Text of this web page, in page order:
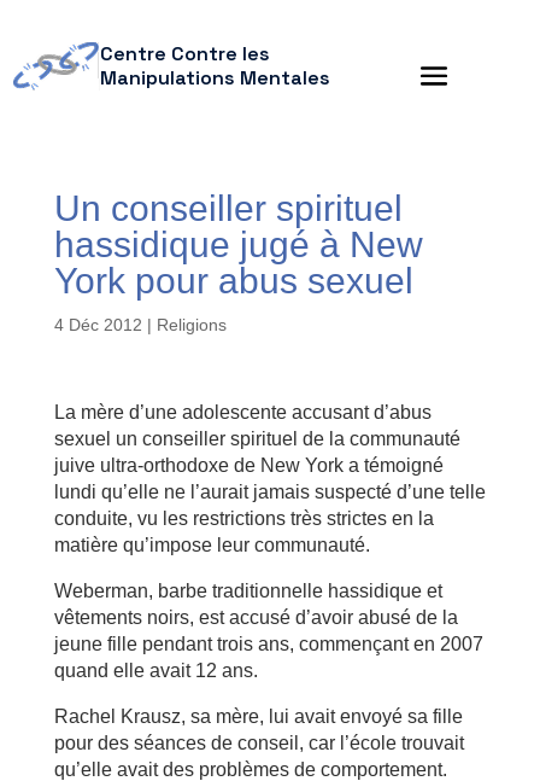
Centre Contre les
Manipulations Mentales
Un conseiller spirituel
hassidique jugé à New
York pour abus sexuel
4 Déc 2012 | Religions
La mère d’une adolescente accusant d’abus
sexuel un conseiller spirituel de la communauté
juive ultra-orthodoxe de New York a témoigné
lundi qu’elle ne l’aurait jamais suspecté d’une telle
conduite, vu les restrictions très strictes en la
matière qu’impose leur communauté.
Weberman, barbe traditionnelle hassidique et
vêtements noirs, est accusé d’avoir abusé de la
jeune fille pendant trois ans, commençant en 2007
quand elle avait 12 ans.
Rachel Krausz, sa mère, lui avait envoyé sa fille
pour des séances de conseil, car l’école trouvait
qu’elle avait des problèmes de comportement.